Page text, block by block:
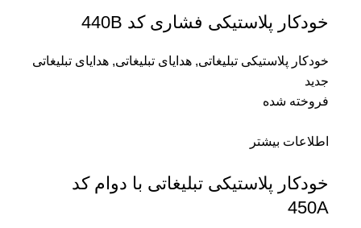
خودکار پلاستیکی فشاری کد 440B
خودکار پلاستیکی تبلیغاتی, هدایای تبلیغاتی, هدایای تبلیغاتی
جدید
فروخته شده
اطلاعات بیشتر
خودکار پلاستیکی تبلیغاتی با دوام کد
450A